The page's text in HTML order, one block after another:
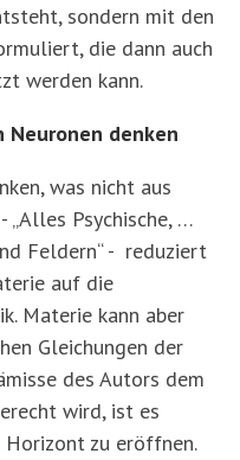
sondern mit den
die dann auch
werden kann.
Neuronen denken
was nicht aus
„Alles Psychische, …
Feldern“ - reduziert
auf die
Materie kann aber
Gleichungen der
des Autors dem
wird, ist es
zu eröffnen.